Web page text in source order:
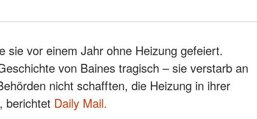
sie vor einem Jahr ohne Heizung gefeiert.
von Baines tragisch – sie verstarb an
nicht schafften, die Heizung in ihrer
berichtet Daily Mail.